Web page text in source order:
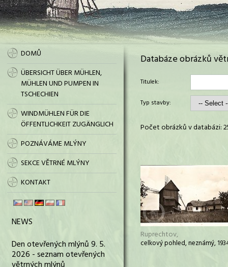
DOMŮ
ÜBERSICHT ÜBER MÜHLEN,
MÜHLEN UND PUMPEN IN
TSCHECHIEN
WINDMÜHLEN FÜR DIE
ÖFFENTLICHKEIT ZUGÄNGLICH
POZNÁVÁME MLÝNY
SEKCE VĚTRNÉ MLÝNY
KONTAKT
NEWS
Den otevřených mlýnů 9. 5.
2026 - seznam otevřených
Databáze obrázků
Titulek:
Typ stavby:
Počet obrázků v databázi:
Ruprechtov,
celkový pohled, neznámý,